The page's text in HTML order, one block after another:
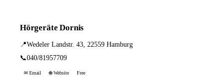
Hörgeräte Dornis
📍Wedeler Landstr. 43, 22559 Hamburg
📞040/81957709
✉ Email 🌐 Website Free